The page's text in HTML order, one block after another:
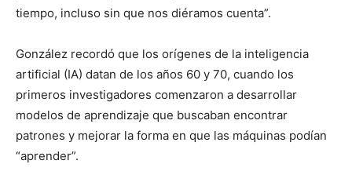
tiempo, incluso sin que nos diéramos cuenta”.
González recordó que los orígenes de la inteligencia
artificial (IA) datan de los años 60 y 70, cuando los
primeros investigadores comenzaron a desarrollar
modelos de aprendizaje que buscaban encontrar
patrones y mejorar la forma en que las máquinas podían
“aprender”.